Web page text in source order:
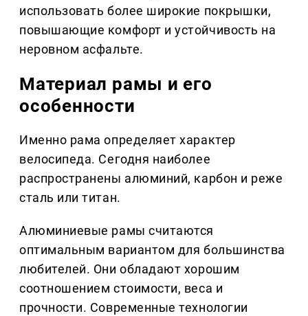
использовать более широкие покрышки,
повышающие комфорт и устойчивость на
неровном асфальте.
Материал рамы и его
особенности
Именно рама определяет характер
велосипеда. Сегодня наиболее
распространены алюминий, карбон и реже
сталь или титан.
Алюминиевые рамы считаются
оптимальным вариантом для большинства
любителей. Они обладают хорошим
соотношением стоимости, веса и
прочности. Современные технологии